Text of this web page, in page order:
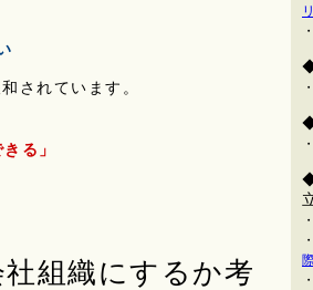
されています。
きる」
組織にするか考
・
・
・
・
・
・